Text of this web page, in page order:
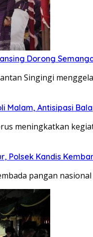
Dorong
Singingi
Malam, Antisipasi
meningkatkan
Polsek Kandis
pangan